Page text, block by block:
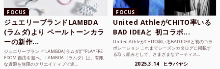
FOCUS
ジュエリーブランドLAMBDA
(ラムダ)より ペールトーンカラ
ーの新作...
ジュエリーブランド“LAMBDA( ラムダ))” “PLAYFRE
EDOM 自由を遊べ。 LAMBDA（ラムダ）は、有限
な資源を無限のクリエイティブで追...
FOCUS
United AthleがCHITO率いる
BAD IDEAと 初コラボ...
United AthleがCHITO率いるBAD IDEAと初のコラ
ボレーション これまでシーズンカタログに掲載す
る取り組みとして、さまざまなアーティス...
2025.3.14 ヒラバヤシ